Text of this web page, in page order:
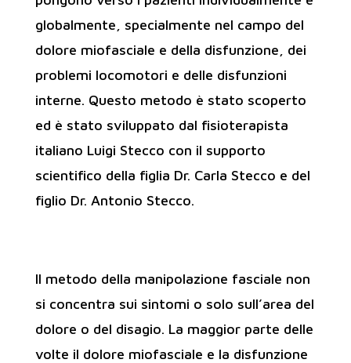
globalmente, specialmente nel campo del
dolore miofasciale e della disfunzione, dei
problemi locomotori e delle disfunzioni
interne. Questo metodo è stato scoperto
ed è stato sviluppato dal fisioterapista
italiano Luigi Stecco con il supporto
scientifico della figlia Dr. Carla Stecco e del
figlio Dr. Antonio Stecco.
Il metodo della manipolazione fasciale non
si concentra sui sintomi o solo sull’area del
dolore o del disagio. La maggior parte delle
volte il dolore miofasciale e la disfunzione